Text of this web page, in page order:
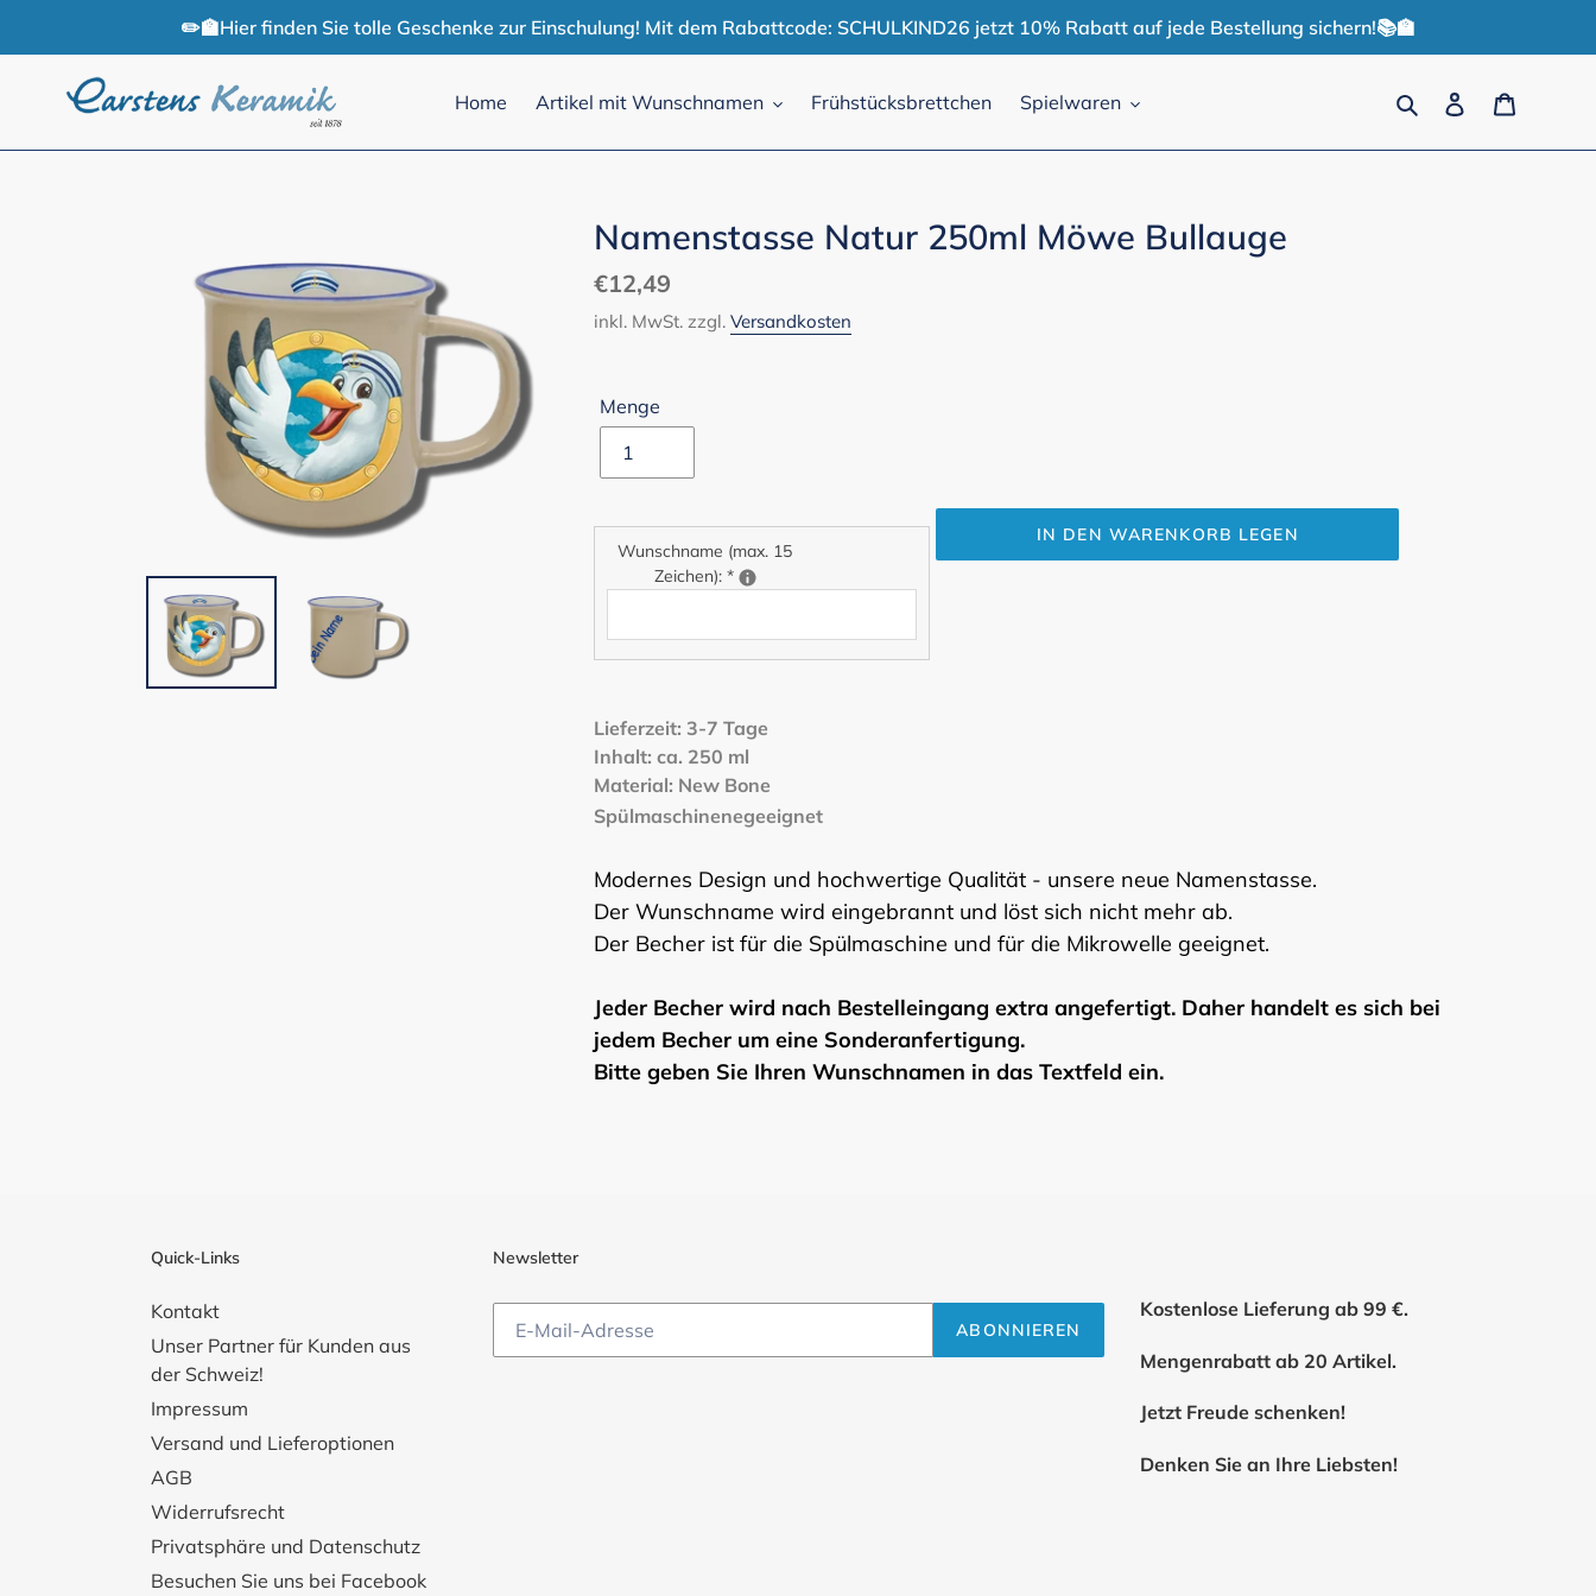
✏️🏫Hier finden Sie tolle Geschenke zur Einschulung! Mit dem Rabattcode: SCHULKIND26 jetzt 10% Rabatt auf jede Bestellung sichern!📚🏫
Home Artikel mit Wunschnamen Frühstücksbrettchen Spielwaren SuchenEinloggen
Namenstasse Natur 250ml Möwe Bullauge
Normaler
Preis
€12,49
inkl. MwSt. zzgl.Versandkosten
Menge
Wunschname (max. 15
Zeichen): *
IN DEN WARENKORB LEGEN
wird
zum
Warenkorb
hinzugefügt
Lieferzeit: 3-7 Tage
Inhalt: ca. 250 ml
Material: New Bone
Spülmaschinenegeeignet
Modernes Design und hochwertige Qualität - unsere neue Namenstasse.
Der Wunschname wird eingebrannt und löst sich nicht mehr ab.
Der Becher ist für die Spülmaschine und für die Mikrowelle geeignet.
Jeder Becher wird nach Bestelleingang extra angefertigt. Daher handelt es sich bei
jedem Becher um eine Sonderanfertigung.
Bitte geben Sie Ihren Wunschnamen in das Textfeld ein.
Quick-Links
Kontakt
Unser Partner für Kunden aus
der Schweiz!
Impressum
Versand und Lieferoptionen
AGB
Widerrufsrecht
Privatsphäre und Datenschutz
Besuchen Sie uns bei Facebook
Newsletter
ABONNIEREN
Kostenlose Lieferung ab 99 €.
Mengenrabatt ab 20 Artikel.
Jetzt Freude schenken!
Denken Sie an Ihre Liebsten!